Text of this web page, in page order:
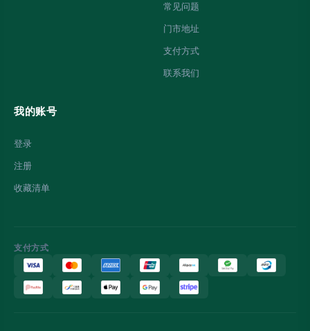
常见问题
门市地址
支付方式
联系我们
我的账号
登录
注册
收藏清单
支付方式